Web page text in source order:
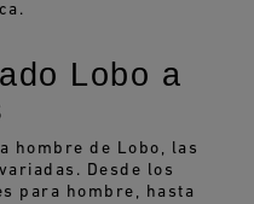
Lobo a
hombre de Lobo, las
Desde los
para hombre, hasta